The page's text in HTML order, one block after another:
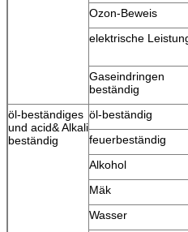
Ozon-Beweis
elektrische
Gaseindringen
beständig
öl-beständiges
und acid& Alkali
beständig
öl-beständig
feuerbeständig
Alkohol
Mäk
Wasser